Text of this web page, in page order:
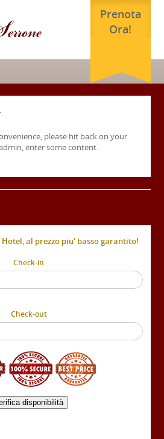
Prenota
Ora!
please hit back on your
enter some content.
al prezzo piu' basso garantito!
Check-in
Check-out
disponibilità